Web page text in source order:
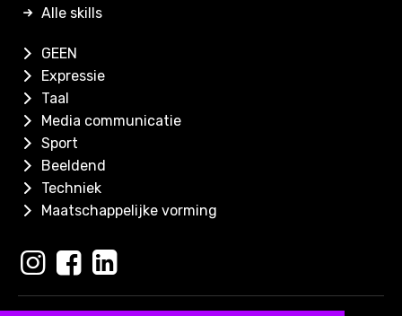
Alle skills
GEEN
Expressie
Taal
Media communicatie
Sport
Beeldend
Techniek
Maatschappelijke vorming